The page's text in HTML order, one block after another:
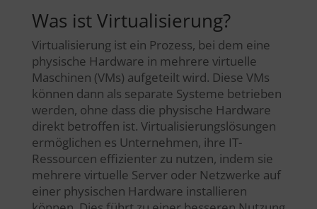
Was ist Virtualisierung?
Virtualisierung ist ein Prozess, bei dem eine
physische Hardware in mehrere virtuelle
Maschinen (VMs) aufgeteilt wird. Diese VMs
können dann als separate Systeme betrieben
werden, ohne dass die physische Hardware
direkt betroffen ist. Virtualisierungslösungen
ermöglichen es Unternehmen, ihre IT-
Ressourcen effizienter zu nutzen, indem sie
mehrere virtuelle Server oder Netzwerke auf
einer physischen Hardware installieren